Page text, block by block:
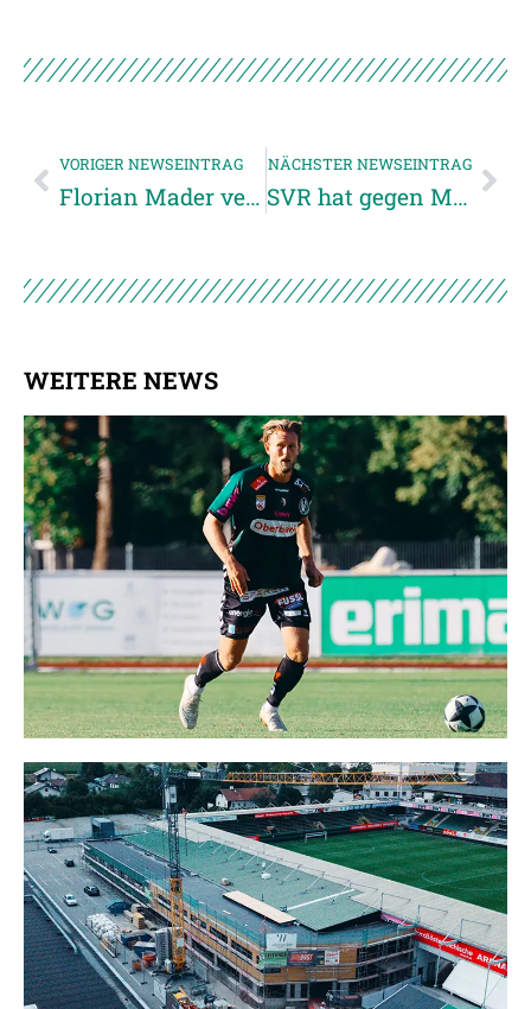
VORIGER NEWSEINTRAG
Florian Mader verlässt die SV Josko Ried
NÄCHSTER NEWSEINTRAG
SVR hat gegen Mattersburg drei Punkte im Visier
WEITERE NEWS